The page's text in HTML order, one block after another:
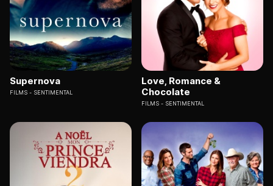
Supernova
FILMS SENTIMENTAL
Love, Romance &
Chocolate
FILMS SENTIMENTAL